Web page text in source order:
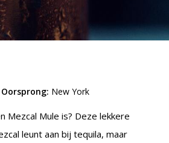
Oorsprong: New York
Mule is? Deze lekkere
leunt aan bij tequila, maar